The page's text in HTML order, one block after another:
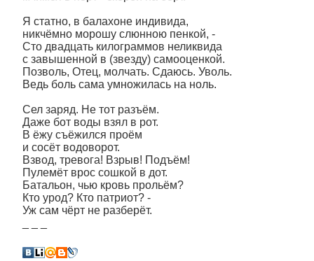
Я статно, в балахоне индивида,
никчёмно морошу слюнною пенкой, -
Сто двадцать килограммов неликвида
с завышенной в (звезду) самооценкой.
Позволь, Отец, молчать. Сдаюсь. Уволь.
Ведь боль сама умножилась на ноль.
Сел заряд. Не тот разъём.
Даже бот воды взял в рот.
В ёжу съёжился проём
и сосёт водоворот.
Взвод, тревога! Взрыв! Подъём!
Пулемёт врос сошкой в дот.
Батальон, чью кровь прольём?
Кто урод? Кто патриот? -
Уж сам чёрт не разберёт.